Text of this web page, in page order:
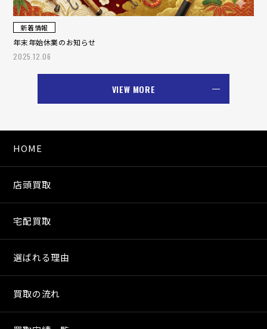
新着情報
年末年始休業のお知らせ
2025.12.06
VIEW MORE
HOME
店頭買取
宅配買取
選ばれる理由
買取の流れ